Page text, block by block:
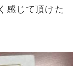
感じて頂けた